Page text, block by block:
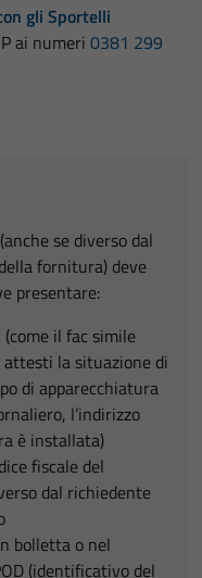
gli Sportelli
ai numeri 0381 299
(anche se diverso dal
fornitura) deve
presentare:
il fac simile
attesti la situazione di
di apparecchiatura
l’indirizzo
è installata)
fiscale del
dal richiedente
bolletta o nel
(identificativo del